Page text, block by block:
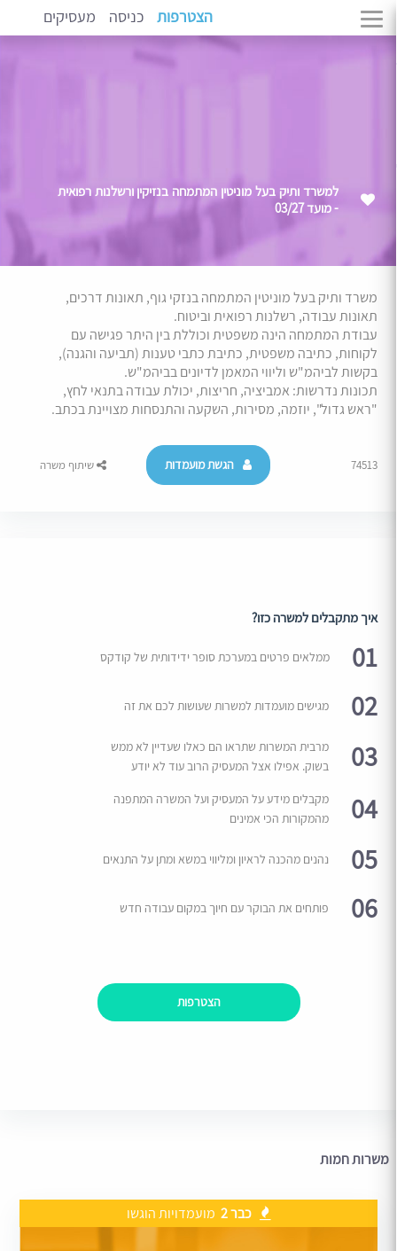
הצטרפות כניסה מעסיקים
למשרד ותיק בעל מוניטין המתמחה בנזיקין ורשלנות רפואית
- מועד 03/27
משרד ותיק בעל מוניטין המתמחה בנזקי גוף, תאונות דרכים,
תאונות עבודה, רשלנות רפואית וביטוח.
עבודת המתמחה הינה משפטית וכוללת בין היתר פגישה עם
לקוחות, כתיבה משפטית, כתיבת כתבי טענות (תביעה והגנה),
בקשות לביהמ"ש וליווי המאמן לדיונים בביהמ"ש.
תכונות נדרשות: אמביציה, חריצות, יכולת עבודה בתנאי לחץ,
"ראש גדול", יוזמה, מסירות, השקעה והתנסחות מצויינת בכתב.
74513 הגשת מועמדות שיתוף משרה
איך מתקבלים למשרה כזו?
01 ממלאים פרטים במערכת סופר ידידותית של קודקס
02 מגישים מועמדות למשרות שעושות לכם את זה
03
מרבית המשרות שתראו הם כאלו שעדיין לא ממש
בשוק. אפילו אצל המעסיק הרוב עוד לא יודע
04
מקבלים מידע על המעסיק ועל המשרה המתפנה
מהמקורות הכי אמינים
05 נהנים מהכנה לראיון ומליווי במשא ומתן על התנאים
06 פותחים את הבוקר עם חיוך במקום עבודה חדש
הצטרפות
משרות חמות
כבר 2 מועמדויות הוגשו